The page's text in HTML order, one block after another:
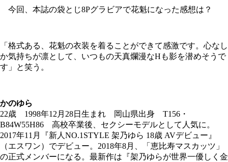
今回、本誌の袋とじ8Pグラビアで花魁になった感想は？
「格式ある、花魁の衣装を着ることができて感激です。心なし
か気持ちが凛として、いつもの天真爛漫なHも影を潜めそうで
す」と笑う。
かのゆら
22歳 1998年12月28日生まれ 岡山県出身 T156・
B84W55H86 高校卒業後、セクシーモデルとして人気に。
2017年11月『新人NO.1STYLE 架乃ゆら 18歳 AVデビュー』
（エスワン）でデビュー。2018年8月、「恵比寿マスカッツ」
の正式メンバーになる。最新作は『架乃ゆらが世界一優しく金